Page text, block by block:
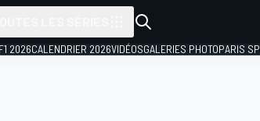
2026CALENDRIER 2026VIDÉOSGALERIES PHOTOPARIS